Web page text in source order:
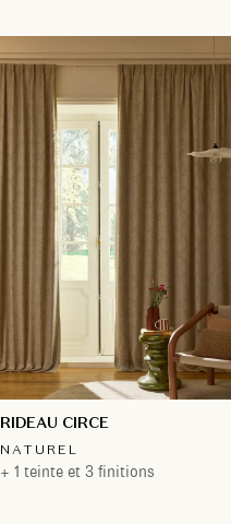
RIDEAU CIRCE
NATUREL
+ 1 teinte et 3 finitions